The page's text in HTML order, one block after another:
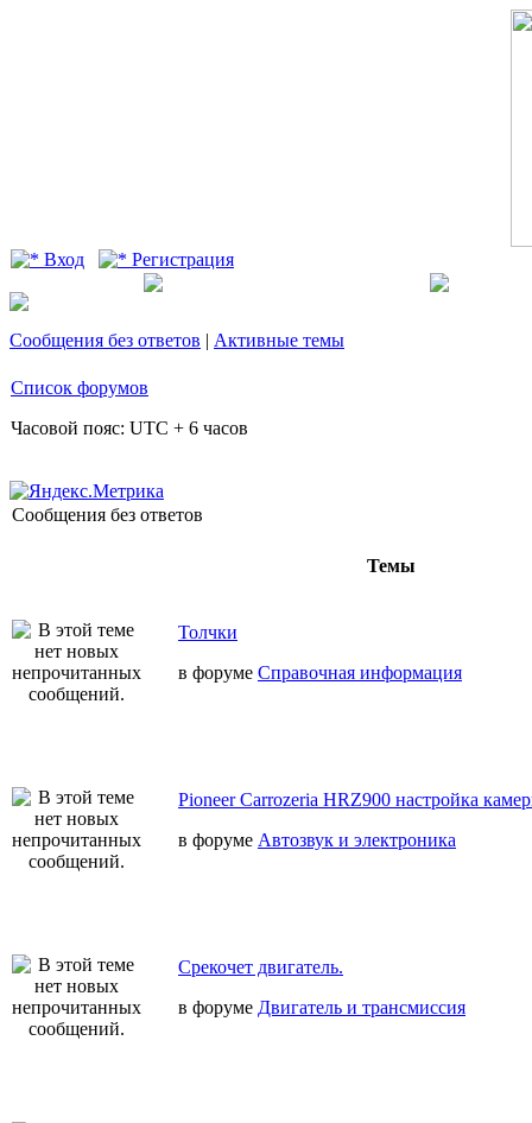
Вход Регистрация
Сообщения без ответов | Активные темы
Список форумов
Часовой пояс: UTC + 6 часов
Сообщения без ответов
Темы
Толчки
в форуме Справочная информация
Pioneer Carrozeria HRZ900 настройка
в форуме Автозвук и электроника
Срекочет двигатель.
в форуме Двигатель и трансмиссия